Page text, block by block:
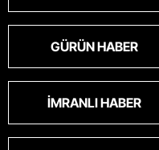
GÜRÜN HABER
İMRANLI HABER